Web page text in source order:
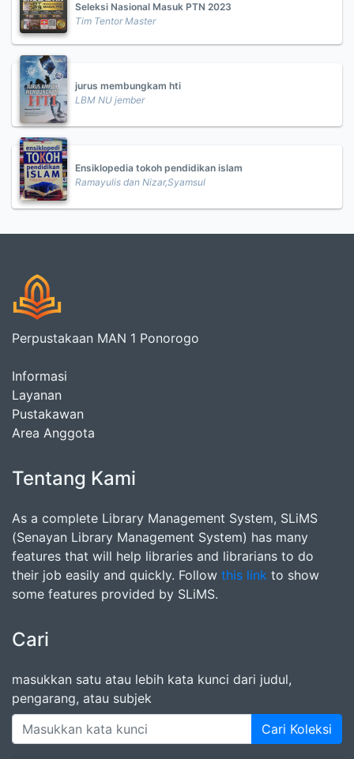
Seleksi Nasional Masuk PTN 2023
Tim Tentor Master
jurus membungkam hti
LBM NU jember
Ensiklopedia tokoh pendidikan islam
Ramayulis dan Nizar,Syamsul
Perpustakaan MAN 1 Ponorogo
Informasi
Layanan
Pustakawan
Area Anggota
Tentang Kami
As a complete Library Management System, SLiMS
(Senayan Library Management System) has many
features that will help libraries and librarians to do
their job easily and quickly. Follow this link to show
some features provided by SLiMS.
Cari
masukkan satu atau lebih kata kunci dari judul,
pengarang, atau subjek
Cari Koleksi